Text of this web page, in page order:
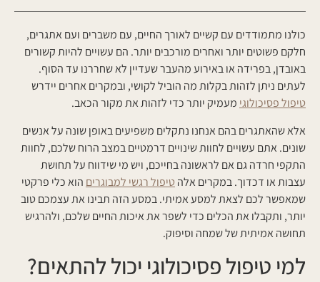
כולנו מתמודדים עם קשיים לאורך החיים, עם משברים ועם אתגרים,
חלקם פשוטים יותר ואחרים מורכבים יותר. הם עשויים להיות קשורים
באובדן, בפרידה או באירוע מהעבר שעדיין לא שחררנו עד הסוף.
לעתים ניתן לזהות בקלות מה הוביל לקושי, ובמקרים אחרים יידרש
טיפול פסיכולוגי מעמיק יותר כדי לזהות את מקור הכאב.
אלא שהאתגרים בהם אנחנו נתקלים משפיעים באופן שונה על אנשים
שונים. אתם עשויים לחוות שינויים דרמטיים במצב הרוח שלכם, לחוות
התקפי חרדה גם אם לראשונה בחייכם, ויש מי שידווח על תחושת
עצבות או דכדוך. במקרים אלה טיפול רגשי למבוגרים הוא כלי פרקטי
שמאפשר לכם לצאת למסע אמיתי. במסע הזה תבינו את עצמכם טוב
יותר, ותקבלו את הכלים כדי לשפר את איכות החיים שלכם, ולהרגיש
תחושה אמיתית של שמחה וסיפוק.
למי טיפול פסיכולוגי יכול להתאים?